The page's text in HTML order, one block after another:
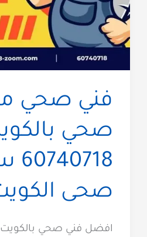
فني صحي
صحي
صحى
افضل فني صحي